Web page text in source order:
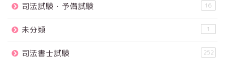
司法試験・予備試験 16
未分類 1
司法書士試験 252